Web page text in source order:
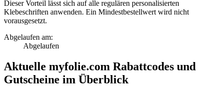
Dieser Vorteil lässt sich auf alle regulären personalisierten
Klebeschriften anwenden. Ein Mindestbestellwert wird nicht
vorausgesetzt.
Abgelaufen am:
Abgelaufen
Aktuelle myfolie.com Rabattcodes und
Gutscheine im Überblick